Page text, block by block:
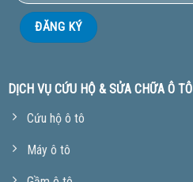
DỊCH VỤ CỨU HỘ & SỬA CHỮA Ô TÔ
Cứu hộ ô tô
Máy ô tô